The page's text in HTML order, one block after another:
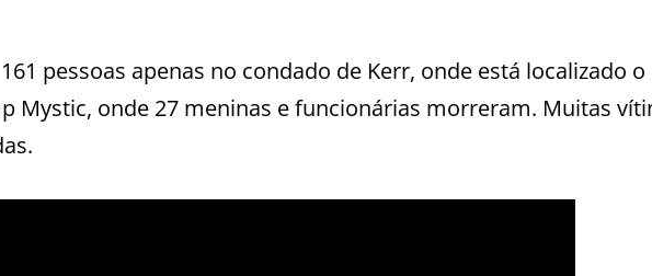
pessoas apenas no condado de Kerr, onde está localizado o
Mystic, onde 27 meninas e funcionárias morreram. Muitas